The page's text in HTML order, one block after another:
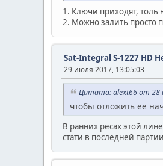
1. Ключи приходят, толь
2. Можно залить просто
Sat-Integral S-1227 HD
29 июля 2017, 13:05:03
Цитата: alext66 от 28
чтобы отложить ее
В ранних ресах этой
стати в последней